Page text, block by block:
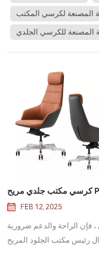
المصنعة لكرسي المكتب
المصنعة للكرسي الجلدي
FEB 12, 2025
، فإن الراحة والدعم ضرورية
رئيس مكتب الجلود المريح